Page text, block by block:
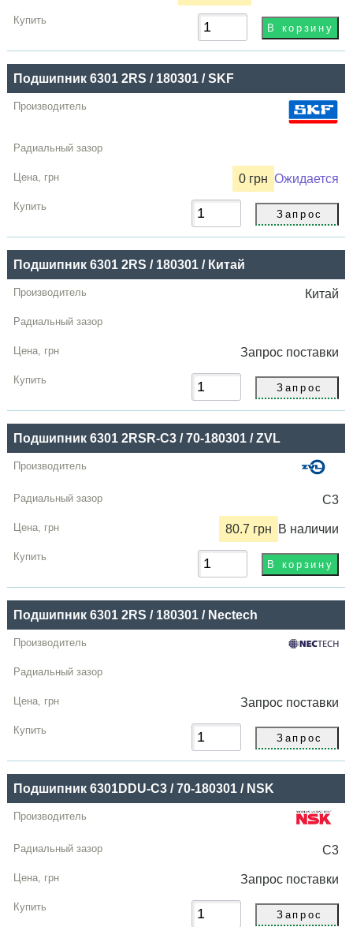
Подшипник 6301 2RS / 180301 / SKF
0 грн Ожидается
Подшипник 6301 2RS / 180301 / Китай
Китай
Запрос поставки
Подшипник 6301 2RSR-C3 / 70-180301 / ZVL
C3
80.7 грн В наличии
Подшипник 6301 2RS / 180301 / Nectech
Запрос поставки
Подшипник 6301DDU-C3 / 70-180301 / NSK
C3
Запрос поставки